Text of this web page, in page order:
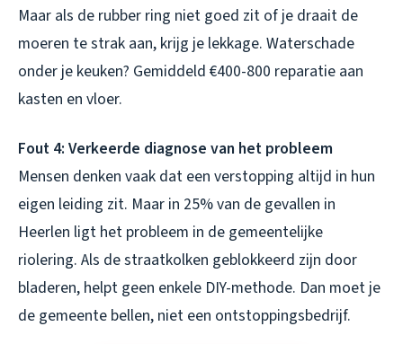
Maar als de rubber ring niet goed zit of je draait de
moeren te strak aan, krijg je lekkage. Waterschade
onder je keuken? Gemiddeld €400-800 reparatie aan
kasten en vloer.
Fout 4: Verkeerde diagnose van het probleem
Mensen denken vaak dat een verstopping altijd in hun
eigen leiding zit. Maar in 25% van de gevallen in
Heerlen ligt het probleem in de gemeentelijke
riolering. Als de straatkolken geblokkeerd zijn door
bladeren, helpt geen enkele DIY-methode. Dan moet je
de gemeente bellen, niet een ontstoppingsbedrijf.